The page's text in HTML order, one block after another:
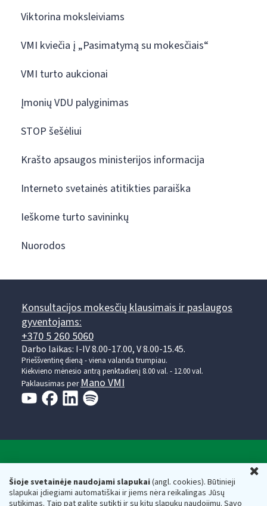
Šioje svetainėje naudojami slapukai(angl. cookies). Būtinieji
slapukai įdiegiami automatiškai ir jiems nėra reikalingas Jūsų
sutikimas. Taip pat galite sutikti ir su kitų slapukų naudojimu. Savo
Viktorina moksleiviams
VMI kviečia į „Pasimatymą su mokesčiais“
VMI turto aukcionai
Įmonių VDU palyginimas
STOP šešėliui
Krašto apsaugos ministerijos informacija
Interneto svetainės atitikties paraiška
Ieškome turto savininkų
Nuorodos
Konsultacijos mokesčių klausimais ir paslaugos
gyventojams:
+370 5 260 5060
Darbo laikas: I-IV 8.00-17.00, V 8.00-15.45.
Prieššventinę dieną - viena valanda trumpiau.
Kiekvieno mėnesio antrą penktadienį 8.00 val. - 12.00 val.
Paklausimas per Mano VMI
Respublikos finansų ministerijos
Biudžetinė įstaiga. Juridinio asmens kodas — 188659752,